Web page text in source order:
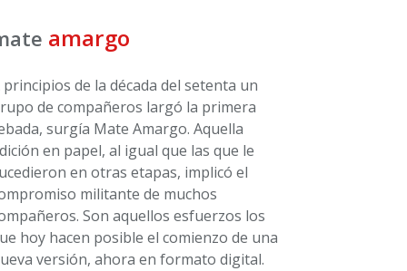
amargo
principios de la década del setenta un
de compañeros largó la primera
surgía Mate Amargo. Aquella
en papel, al igual que las que le
en otras etapas, implicó el
militante de muchos
Son aquellos esfuerzos los
hoy hacen posible el comienzo de una
versión, ahora en formato digital.